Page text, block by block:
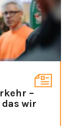
–
das wir